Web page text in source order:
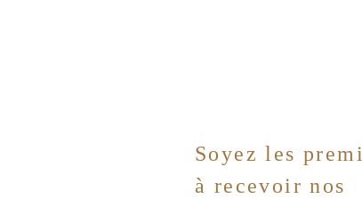
Soyez les
à recevoir nos